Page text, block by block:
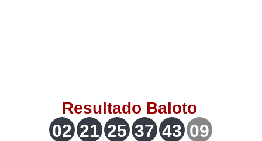
Lotería del Quindio
Resultado Baloto
02 21 25 37 43 09